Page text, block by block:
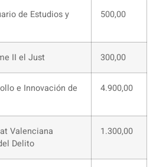
de Estudios y
500,00
II el Just 300,00
e Innovación de
4.900,00
Valenciana
Delito
1.300,00